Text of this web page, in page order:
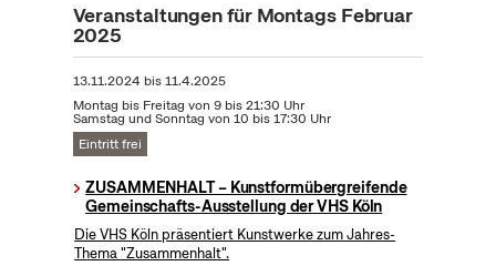
Veranstaltungen für Montags Februar
2025
13.11.2024 bis11.4.2025
Montag bis Freitag von 9 bis 21:30 Uhr
Samstag und Sonntag von 10 bis 17:30 Uhr
Eintritt frei
ZUSAMMENHALT – Kunstformübergreifende
Gemeinschafts-Ausstellung der VHS Köln
Die VHS Köln präsentiert Kunstwerke zum Jahres-
Thema "Zusammenhalt".